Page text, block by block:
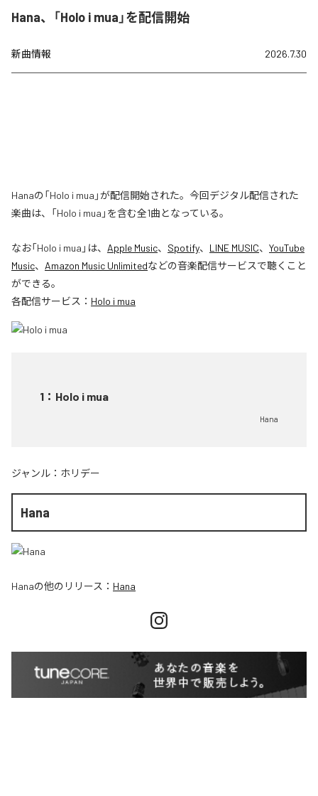
Hana、「Holo i mua」を配信開始
新曲情報 2026.7.30
Hanaの「Holo i mua」が配信開始された。今回デジタル配信された
楽曲は、「Holo i mua」を含む全1曲となっている。
なお「Holo i mua 」は、 Apple Music、 Spotify、 LINE MUSIC、 YouTube
Music、 Amazon Music Unlimitedなどの音楽配信サービスで聴くこと
ができる。
各配信サービス： Holo i mua
1 ： Holo i mua
Hana
ジャンル： ホリデー
Hana
Hanaの他のリリース： Hana